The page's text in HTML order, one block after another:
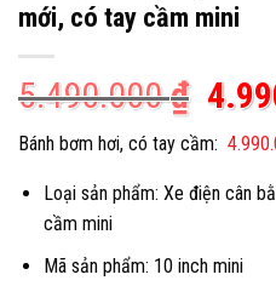
mới, có tay cầm mini
5.490.000₫ Giá
gốc
Bánh bơm hơi, có tay cầm:
Loại sản phẩm: Xe điện cân
cầm mini
Mã sản phẩm: 10 inch mini